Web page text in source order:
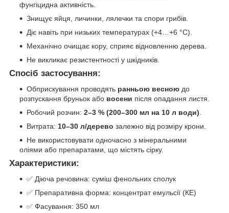
фунгіцидна активність.
Знищує яйця, личинки, лялечки та спори грибів.
Діє навіть при низьких температурах (+4…+6 °C).
Механічно очищає кору, сприяє відновленню дерева.
Не викликає резистентності у шкідників.
Спосіб застосування:
Обприскування проводять ранньою весною до
розпускання бруньок або восени після опадання листя.
Робочий розчин: 2–3 % (200–300 мл на 10 л води)
Витрата: 10–30 л/дерево залежно від розміру крони.
Не використовувати одночасно з мінеральними
оліями або препаратами, що містять сірку.
Характеристики:
✅ Діюча речовина: суміш фенольних сполук
✅ Препаративна форма: концентрат емульсії (КЕ)
✅ Фасування: 350 мл